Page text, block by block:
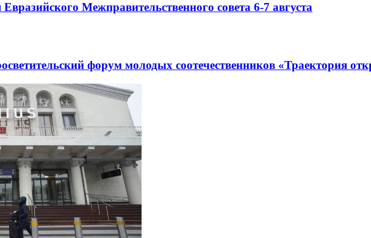
Межправительственного совета 6-7 августа
форум молодых соотечественников «Траектория